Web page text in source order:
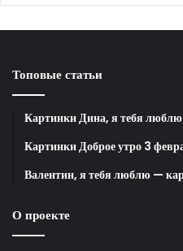
Топовые статьи
Картинки Дина, я тебя люблю
Картинки Доброе утро 3
Валентин, я тебя люблю —
О проекте